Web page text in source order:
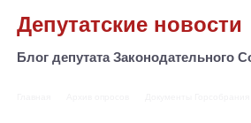
Депутатские новости
Блог депутата